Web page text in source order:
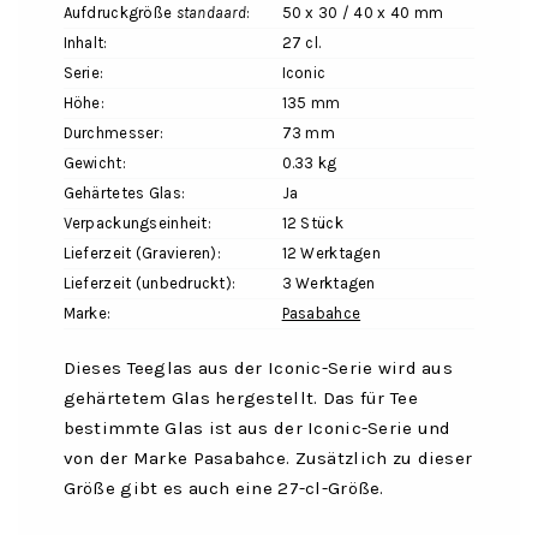
Aufdruckgröße standaard:
50 x 30 / 40 x 40 mm
Inhalt:
27 cl.
Serie:
Iconic
Höhe:
135 mm
Durchmesser:
73 mm
Gewicht:
0.33 kg
Gehärtetes Glas:
Ja
Verpackungseinheit:
12 Stück
Lieferzeit (Gravieren):
12 Werktagen
Lieferzeit (unbedruckt):
3 Werktagen
Marke:
Pasabahce
Dieses Teeglas aus der Iconic-Serie wird aus
gehärtetem Glas hergestellt. Das für Tee
bestimmte Glas ist aus der Iconic-Serie und
von der Marke Pasabahce. Zusätzlich zu dieser
Größe gibt es auch eine 27-cl-Größe.